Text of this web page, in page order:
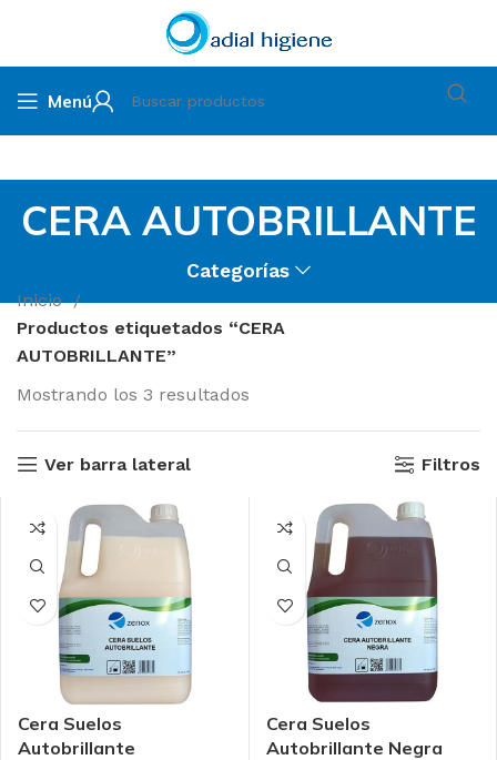
Menú
CERA AUTOBRILLANTE
Categorías
Inicio
Productos etiquetados “CERA
AUTOBRILLANTE”
Mostrando los 3 resultados
Ver barra lateral Filtros
Cera Suelos
Autobrillante
Cera Suelos
Autobrillante Negra